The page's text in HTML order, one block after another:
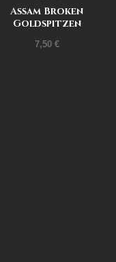
Assam Broken
Goldspitzen
7,50 €